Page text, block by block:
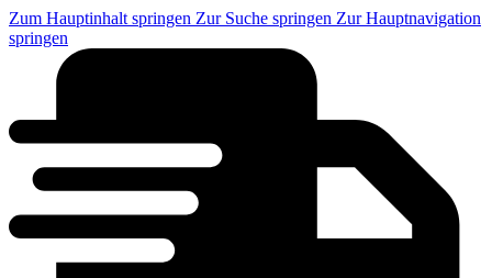
Zum Hauptinhalt springen Zur Suche springen Zur Hauptnavigation
springen